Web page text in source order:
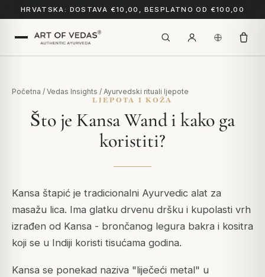
HRVATSKA: DOSTAVA €10,00, BESPLATNO OD €100,00
Početna / Vedas Insights / Ayurvedski rituali ljepote
LJEPOTA I KOŽA
Što je Kansa Wand i kako ga
koristiti?
Kansa štapić je tradicionalni Ayurvedic alat za
masažu lica. Ima glatku drvenu dršku i kupolasti vrh
izrađen od Kansa - brončanog legura bakra i kositra
koji se u Indiji koristi tisućama godina.
Kansa se ponekad naziva "liječeći metal" u